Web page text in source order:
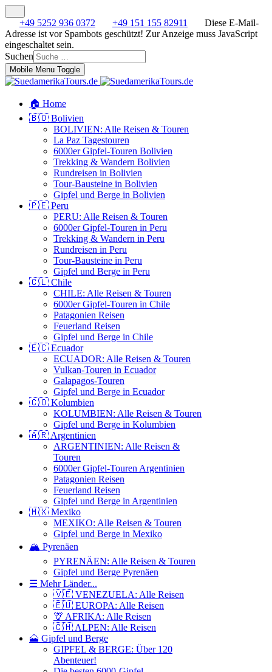
+49 5252 936 0372 +49 151 155 82911
Diese E-Mail-
Adresse ist vor Spambots geschützt! Zur Anzeige muss JavaScript
eingeschaltet sein.
Suchen
Mobile Menu Toggle
🏠 Home
🇧🇴 Bolivien
BOLIVIEN: Alle Reisen & Touren
La Paz Tagestouren
6000er Gipfel-Touren Bolivien
Trekking & Wandern Bolivien
Rundreisen in Bolivien
Tour-Bausteine in Bolivien
Gipfel und Berge in Bolivien
🇵🇪 Peru
PERU: Alle Reisen & Touren
6000er Gipfel-Touren in Peru
Trekking & Wandern in Peru
Rundreisen in Peru
Tour-Bausteine in Peru
Gipfel und Berge in Peru
🇨🇱 Chile
CHILE: Alle Reisen & Touren
6000er Gipfel-Touren in Chile
Patagonien Reisen
Feuerland Reisen
Gipfel und Berge in Chile
🇪🇨 Ecuador
ECUADOR: Alle Reisen & Touren
Vulkan-Touren in Ecuador
Galapagos-Touren
Gipfel und Berge in Ecuador
🇨🇴 Kolumbien
KOLUMBIEN: Alle Reisen & Touren
Gipfel und Berge in Kolumbien
🇦🇷 Argentinien
ARGENTINIEN: Alle Reisen &
Touren
6000er Gipfel-Touren Argentinien
Patagonien Reisen
Feuerland Reisen
Gipfel und Berge in Argentinien
🇲🇽 Mexiko
MEXIKO: Alle Reisen & Touren
Gipfel und Berge in Mexiko
🏔️ Pyrenäen
PYRENÄEN: Alle Reisen & Touren
Gipfel und Berge Pyrenäen
☰ Mehr Länder...
🇻🇪 VENEZUELA: Alle Reisen
🇪🇺 EUROPA: Alle Reisen
🦒 AFRIKA: Alle Reisen
🇨🇭 ALPEN: Alle Reisen
🗻 Gipfel und Berge
GIPFEL & BERGE: Über 120
Abenteuer!